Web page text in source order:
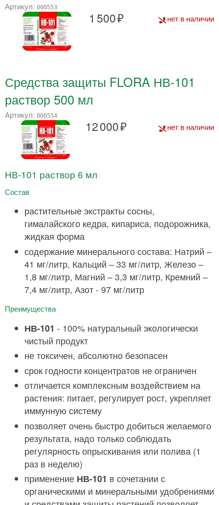
Артикул: 000553
1 500 нет в наличии
Средства защиты FLORA НВ-101
раствор 500 мл
Артикул: 000554
12 000 нет в наличии
НВ-101 раствор 6 мл
Состав
растительные экстракты сосны,
гималайского кедра, кипариса, подорожника,
жидкая форма
содержание минерального состава: Натрий –
41 мг/литр, Кальций – 33 мг/литр, Железо –
1,8 мг/литр, Магний – 3,3 мг/литр, Кремний –
7,4 мг/литр, Азот - 97 мг/литр
Преимущества
НВ-101 - 100% натуральный экологически
чистый продукт
не токсичен, абсолютно безопасен
срок годности концентратов не ограничен
отличается комплексным воздействием на
растения: питает, регулирует рост, укрепляет
иммунную систему
позволяет очень быстро добиться желаемого
результата, надо только соблюдать
регулярность опрыскивания или полива (1
раз в неделю)
применение НВ-101 в сочетании с
органическими и минеральными удобрениями